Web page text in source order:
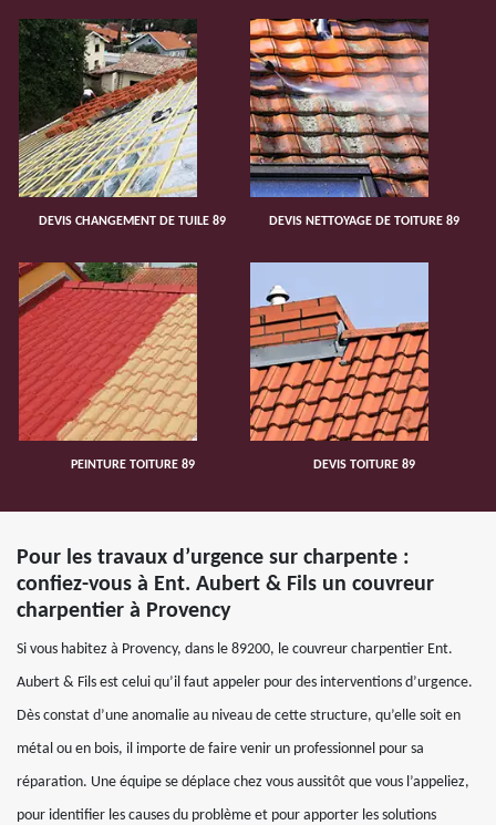
DEVIS CHANGEMENT DE TUILE 89 DEVIS NETTOYAGE DE TOITURE 89
PEINTURE TOITURE 89 DEVIS TOITURE 89
Pour les travaux d’urgence sur charpente :
confiez-vous à Ent. Aubert & Fils un couvreur
charpentier à Provency
Si vous habitez à Provency, dans le 89200, le couvreur charpentier Ent.
Aubert & Fils est celui qu’il faut appeler pour des interventions d’urgence.
Dès constat d’une anomalie au niveau de cette structure, qu’elle soit en
métal ou en bois, il importe de faire venir un professionnel pour sa
réparation. Une équipe se déplace chez vous aussitôt que vous l’appeliez,
pour identifier les causes du problème et pour apporter les solutions